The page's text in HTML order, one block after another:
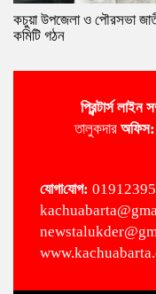
কচুয়া উপজেলা ও পৌরসভা
কমিটি গঠন
প্রিন্টার্স লাইন
তালুকদার
‌যোগা‌যোগ: